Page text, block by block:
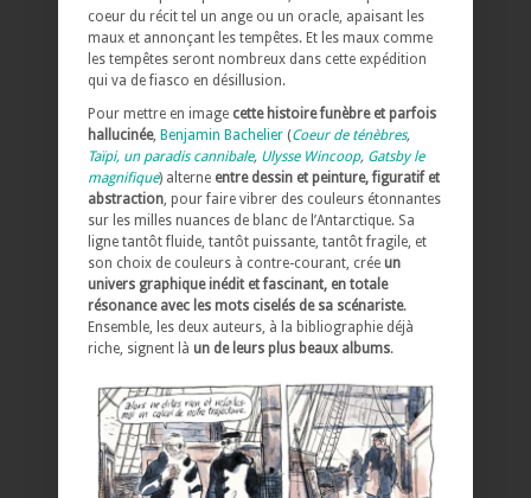
coeur du récit tel un ange ou un oracle, apaisant les
maux et annonçant les tempêtes. Et les maux comme
les tempêtes seront nombreux dans cette expédition
qui va de fiasco en désillusion.
Pour mettre en image cette histoire funèbre et parfois
hallucinée, Benjamin Bachelier (Coeur de ténèbres,
Taïpi, un paradis cannibale, Ulysse Wincoop, Gatsby le
magnifique) alterne entre dessin et peinture, figuratif et
abstraction, pour faire vibrer des couleurs étonnantes
sur les milles nuances de blanc de l’Antarctique. Sa
ligne tantôt fluide, tantôt puissante, tantôt fragile, et
son choix de couleurs à contre-courant, crée un
univers graphique inédit et fascinant, en totale
résonance avec les mots ciselés de sa scénariste.
Ensemble, les deux auteurs, à la bibliographie déjà
riche, signent là un de leurs plus beaux albums.